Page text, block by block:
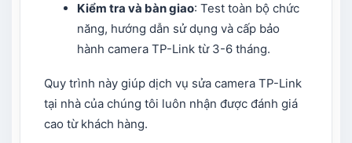
Kiểm tra và bàn giao: Test toàn bộ chức
năng, hướng dẫn sử dụng và cấp bảo
hành camera TP-Link từ 3-6 tháng.
Quy trình này giúp dịch vụ sửa camera TP-Link
tại nhà của chúng tôi luôn nhận được đánh giá
cao từ khách hàng.